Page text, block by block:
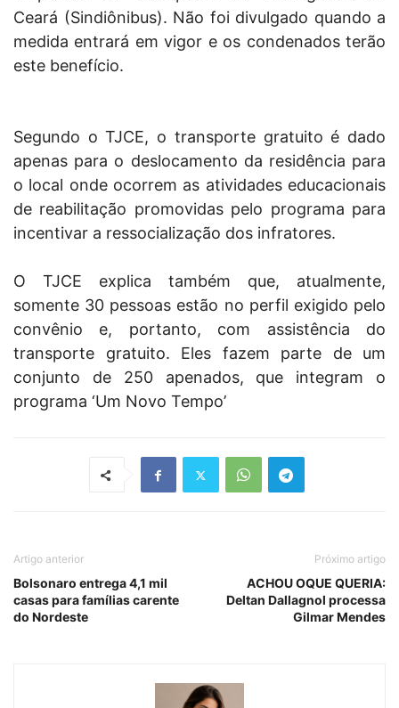
Ceará (Sindiônibus). Não foi divulgado quando a
medida entrará em vigor e os condenados terão
este benefício.
Segundo o TJCE, o transporte gratuito é dado
apenas para o deslocamento da residência para
o local onde ocorrem as atividades educacionais
de reabilitação promovidas pelo programa para
incentivar a ressocialização dos infratores.
O TJCE explica também que, atualmente,
somente 30 pessoas estão no perfil exigido pelo
convênio e, portanto, com assistência do
transporte gratuito. Eles fazem parte de um
conjunto de 250 apenados, que integram o
programa ‘Um Novo Tempo’
Artigo anterior
Bolsonaro entrega 4,1 mil
casas para famílias carente
do Nordeste
Próximo artigo
ACHOU OQUE QUERIA:
Deltan Dallagnol processa
Gilmar Mendes